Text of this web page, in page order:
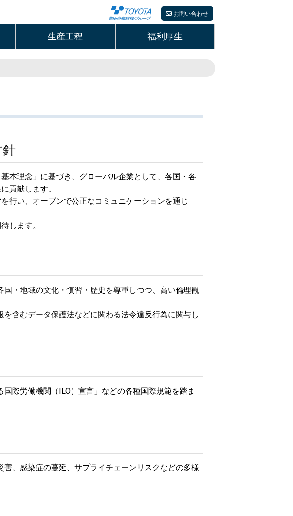
お問い合わせ
生産工程 福利厚生
本理念」に基づき、グローバル企業として、各国・各
貢献します。
行い、オープンで公正なコミュニケーションを通じ
します。
・地域の文化・慣習・歴史を尊重しつつ、高い倫理観
含むデータ保護法などに関わる法令違反行為に関与し
際労働機関（ILO）宣言」などの各種国際規範を踏ま
、感染症の蔓延、サプライチェーンリスクなどの多様